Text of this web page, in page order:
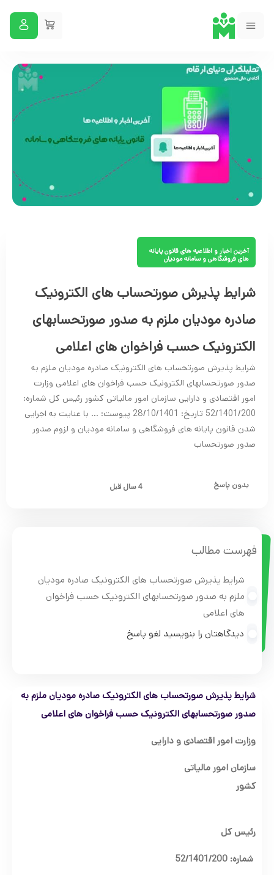
آخرین اخبار و اطلاعیه های قانون پایانه
های فروشگاهی و سامانه مودیان
شرایط پذیرش صورتحساب های الکترونیک
صادره مودیان ملزم به صدور صورتحسابهای
الکترونیک حسب فراخوان های اعلامی
شرایط پذیرش صورتحساب های الکترونیک صادره مودیان ملزم به
صدور صورتحسابهای الکترونیک حسب فراخوان های اعلامی وزارت
امور اقتصادی و دارایی سازمان امور مالیاتی کشور رئیس کل شماره:
52/1401/200 تاریخ: 28/10/1401 پیوست: … با عنایت به اجرایی
شدن قانون پایانه های فروشگاهی و سامانه مودیان و لزوم صدور
صدور صورتحساب
بدون پاسخ 4 سال قبل
فهرست مطالب
شرایط پذیرش صورتحساب های الکترونیک صادره مودیان
ملزم به صدور صورتحسابهای الکترونیک حسب فراخوان
های اعلامی
دیدگاهتان را بنویسید لغو پاسخ
شرایط پذیرش صورتحساب های الکترونیک صادره مودیان ملزم به
صدور صورتحسابهای الکترونیک حسب فراخوان های اعلامی
وزارت امور اقتصادی و دارایی
سازمان امور مالیاتی
کشور
رئیس کل
شماره: 52/1401/200